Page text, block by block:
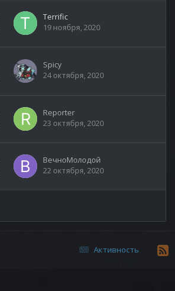
Terrific
19 ноября, 2020
Spicy
24 октября, 2020
Reporter
23 октября, 2020
ВечноМолодой
22 октября, 2020
Активность